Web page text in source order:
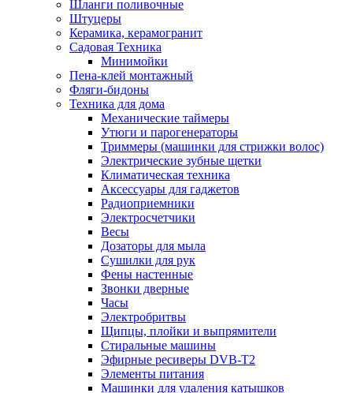
Шланги поливочные
Штуцеры
Керамика, керамогранит
Садовая Техника
Минимойки
Пена-клей монтажный
Фляги-бидоны
Техника для дома
Механические таймеры
Утюги и парогенераторы
Триммеры (машинки для стрижки волос)
Электрические зубные щетки
Климатическая техника
Аксессуары для гаджетов
Радиоприемники
Электросчетчики
Весы
Дозаторы для мыла
Сушилки для рук
Фены настенные
Звонки дверные
Часы
Электробритвы
Щипцы, плойки и выпрямители
Стиральные машины
Эфирные ресиверы DVB-T2
Элементы питания
Машинки для удаления катышков